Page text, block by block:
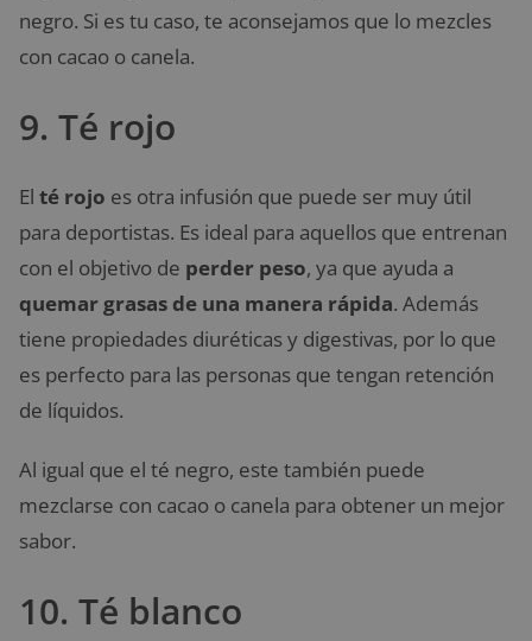
negro. Si es tu caso, te aconsejamos que lo mezcles
con cacao o canela.
9. Té rojo
El té rojo es otra infusión que puede ser muy útil
para deportistas. Es ideal para aquellos que entrenan
con el objetivo de perder peso, ya que ayuda a
quemar grasas de una manera rápida. Además
tiene propiedades diuréticas y digestivas, por lo que
es perfecto para las personas que tengan retención
de líquidos.
Al igual que el té negro, este también puede
mezclarse con cacao o canela para obtener un mejor
sabor.
10. Té blanco